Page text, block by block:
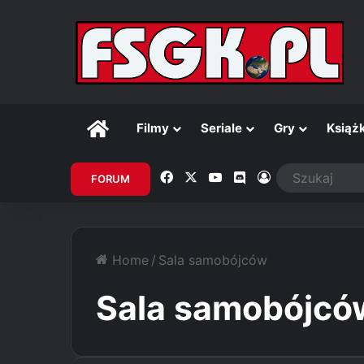
GłównaFilmy Seriale Gry
FORUM Facebook YouTubeDiscordZaloguj
Home / Sala samobójców
Sala